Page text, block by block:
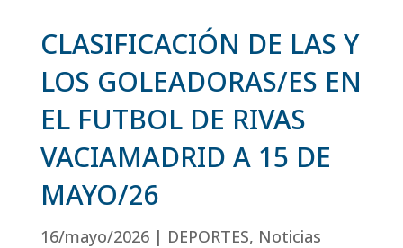
CLASIFICACIÓN DE LAS Y
LOS GOLEADORAS/ES EN
EL FUTBOL DE RIVAS
VACIAMADRID A 15 DE
MAYO/26
16/mayo/2026| DEPORTES, Noticias